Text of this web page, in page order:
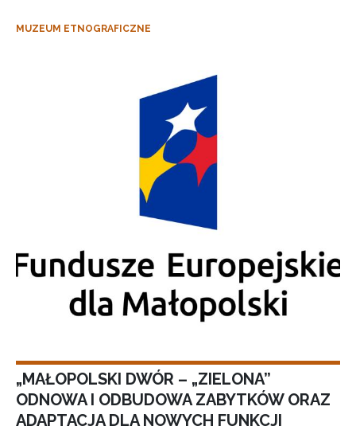
MUZEUM ETNOGRAFICZNE
„MAŁOPOLSKI DWÓR – „ZIELONA”
ODNOWA I ODBUDOWA ZABYTKÓW ORAZ
ADAPTACJA DLA NOWYCH FUNKCJI